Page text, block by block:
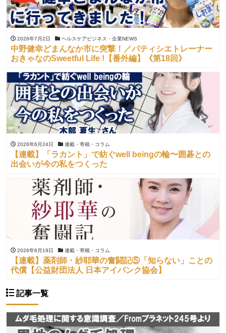
2026年7月2日 ヘルスケアビジネス・企業NEWS
中野健幸どまんなか市に突撃！／パティシエトレーナー
おきゃなのSweetful Life !【番外編】《第18回》
2026年6月24日 連載・寄稿・コラム
【連載】「ラカント」で紡ぐwell beingの輪〜囲碁との
出会いが今の私をつくった
2026年6月19日 連載・寄稿・コラム
【連載】薬剤師・紗耶華の奮闘記⑤「知らない」ことの
代償【公益財団法人 日本アイバンク協会】
記事一覧